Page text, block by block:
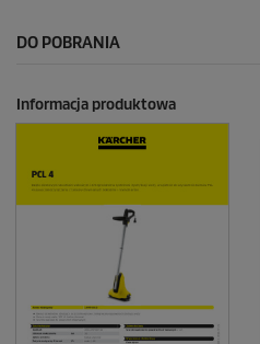
DO POBRANIA
Informacja produktowa